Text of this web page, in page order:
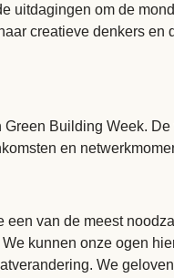
om de
creatieve denkers
Building Week.
en
van de meest
kunnen onze ogen
We